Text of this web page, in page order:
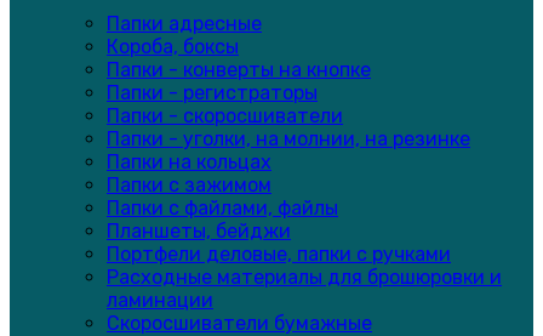
Папки адресные
Короба, боксы
Папки - конверты на кнопке
Папки - регистраторы
Папки - скоросшиватели
Папки - уголки, на молнии, на резинке
Папки на кольцах
Папки с зажимом
Папки с файлами, файлы
Планшеты, бейджи
Портфели деловые, папки с ручками
Расходные материалы для брошюровки и
ламинации
Скоросшиватели бумажные